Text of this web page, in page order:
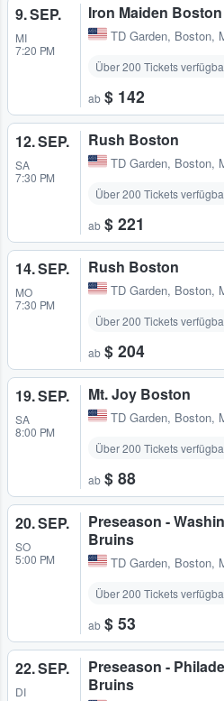
9. SEP.
MI
7:20 PM
Iron Maiden Boston
TD Garden, Boston,
Über 200 Tickets
ab $ 142
12. SEP.
SA
7:30 PM
Rush Boston
TD Garden, Boston,
Über 200 Tickets
ab $ 221
14. SEP.
MO
7:30 PM
Rush Boston
TD Garden, Boston,
Über 200 Tickets
ab $ 204
19. SEP.
SA
8:00 PM
Mt. Joy Boston
TD Garden, Boston,
Über 200 Tickets
ab $ 88
20. SEP.
SO
5:00 PM
Preseason -
Bruins
TD Garden, Boston,
Über 200 Tickets
ab $ 53
22. SEP.
DI
Preseason -
Bruins